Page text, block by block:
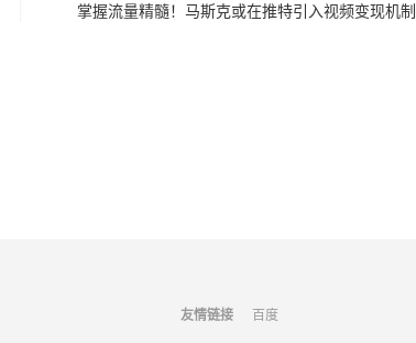
掌握流量精髓！马斯克或在推特引入视频变现机制
友情链接 百度